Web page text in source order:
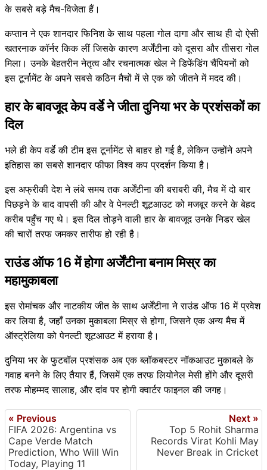
के सबसे बड़े मैच-विजेता हैं।
कप्तान ने एक शानदार फिनिश के साथ पहला गोल दागा और साथ ही दो ऐसी
खतरनाक कॉर्नर किक लीं जिसके कारण अर्जेंटीना को दूसरा और तीसरा गोल
मिला। उनके बेहतरीन नेतृत्व और रचनात्मक खेल ने डिफेंडिंग चैंपियनों को
इस टूर्नामेंट के अपने सबसे कठिन मैचों में से एक को जीतने में मदद की।
हार के बावजूद केप वर्डे ने जीता दुनिया भर के प्रशंसकों का
दिल
भले ही केप वर्डे की टीम इस टूर्नामेंट से बाहर हो गई है, लेकिन उन्होंने अपने
इतिहास का सबसे शानदार फीफा विश्व कप प्रदर्शन किया है।
इस अफ्रीकी देश ने लंबे समय तक अर्जेंटीना की बराबरी की, मैच में दो बार
पिछड़ने के बाद वापसी की और वे पेनल्टी शूटआउट को मजबूर करने के बेहद
करीब पहुँच गए थे। इस दिल तोड़ने वाली हार के बावजूद उनके निडर खेल
की चारों तरफ जमकर तारीफ हो रही है।
राउंड ऑफ 16 में होगा अर्जेंटीना बनाम मिस्र का
महामुकाबला
इस रोमांचक और नाटकीय जीत के साथ अर्जेंटीना ने राउंड ऑफ 16 में प्रवेश
कर लिया है, जहाँ उनका मुकाबला मिस्र से होगा, जिसने एक अन्य मैच में
ऑस्ट्रेलिया को पेनल्टी शूटआउट में हराया है।
दुनिया भर के फुटबॉल प्रशंसक अब एक ब्लॉकबस्टर नॉकआउट मुकाबले के
गवाह बनने के लिए तैयार हैं, जिसमें एक तरफ लियोनेल मेसी होंगे और दूसरी
तरफ मोहम्मद सालाह, और दांव पर होगी क्वार्टर फाइनल की जगह।
« Previous
FIFA 2026: Argentina vs
Cape Verde Match
Prediction, Who Will Win
Today, Playing 11
Next »
Top 5 Rohit Sharma
Records Virat Kohli May
Never Break in Cricket